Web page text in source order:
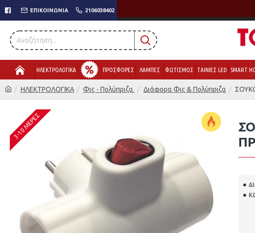
ΕΠΙΚΟΙΝΩΝΊΑ 2106038402
ΗΛΕΚΤΡΟΛΟΓΙΚΑ ΠΡΟΣΦΟΡΕΣ ΛΑΜΠΕΣ ΦΩΤΙΣΜΟΣ ΤΑΙΝΙΕΣ LED SMART
ΗΛΕΚΤΡΟΛΟΓΙΚΑ Φις - Πολύπριζα Διάφορα Φις & Πολύπριζα
3-10 ΜΈΡΕΣ